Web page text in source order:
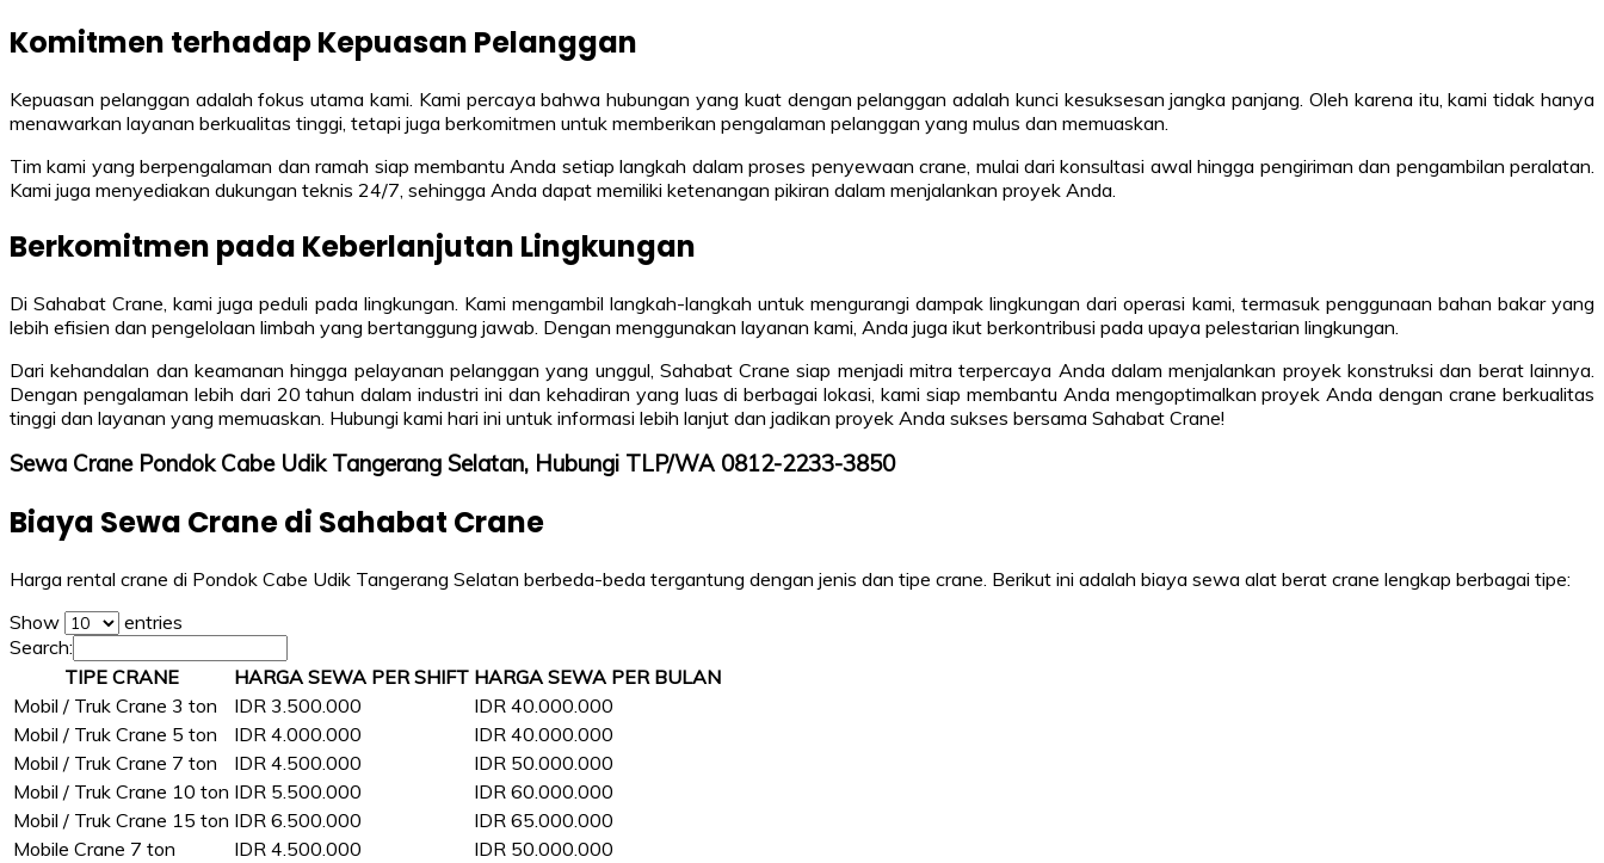
Komitmen terhadap Kepuasan Pelanggan
Kepuasan pelanggan adalah fokus utama kami. Kami percaya bahwa hubungan yang kuat dengan pelanggan adalah kunci kesuksesan jangka panjang. Oleh karena itu, kami tidak hanya
menawarkan layanan berkualitas tinggi, tetapi juga berkomitmen untuk memberikan pengalaman pelanggan yang mulus dan memuaskan.
Tim kami yang berpengalaman dan ramah siap membantu Anda setiap langkah dalam proses penyewaan crane, mulai dari konsultasi awal hingga pengiriman dan pengambilan peralatan.
Kami juga menyediakan dukungan teknis 24/7, sehingga Anda dapat memiliki ketenangan pikiran dalam menjalankan proyek Anda.
Berkomitmen pada Keberlanjutan Lingkungan
Di Sahabat Crane, kami juga peduli pada lingkungan. Kami mengambil langkah-langkah untuk mengurangi dampak lingkungan dari operasi kami, termasuk penggunaan bahan bakar yang
lebih efisien dan pengelolaan limbah yang bertanggung jawab. Dengan menggunakan layanan kami, Anda juga ikut berkontribusi pada upaya pelestarian lingkungan.
Dari kehandalan dan keamanan hingga pelayanan pelanggan yang unggul, Sahabat Crane siap menjadi mitra terpercaya Anda dalam menjalankan proyek konstruksi dan berat lainnya.
Dengan pengalaman lebih dari 20 tahun dalam industri ini dan kehadiran yang luas di berbagai lokasi, kami siap membantu Anda mengoptimalkan proyek Anda dengan crane berkualitas
tinggi dan layanan yang memuaskan. Hubungi kami hari ini untuk informasi lebih lanjut dan jadikan proyek Anda sukses bersama Sahabat Crane!
Sewa Crane Pondok Cabe Udik Tangerang Selatan, Hubungi TLP/WA 0812-2233-3850
Biaya Sewa Crane di Sahabat Crane
Harga rental crane di Pondok Cabe Udik Tangerang Selatan berbeda-beda tergantung dengan jenis dan tipe crane. Berikut ini adalah biaya sewa alat berat crane lengkap berbagai tipe:
Show
entries
Search:
TIPE CRANE
HARGA SEWA PER SHIFT HARGA SEWA PER BULAN
Mobil / Truk Crane 3 ton
IDR 3.500.000
IDR 40.000.000
Mobil / Truk Crane 5 ton
IDR 4.000.000
IDR 40.000.000
Mobil / Truk Crane 7 ton
IDR 4.500.000
IDR 50.000.000
Mobil / Truk Crane 10 ton IDR 5.500.000
IDR 60.000.000
Mobil / Truk Crane 15 ton IDR 6.500.000
IDR 65.000.000
Mobile Crane 7 ton
IDR 4.500.000
IDR 50.000.000